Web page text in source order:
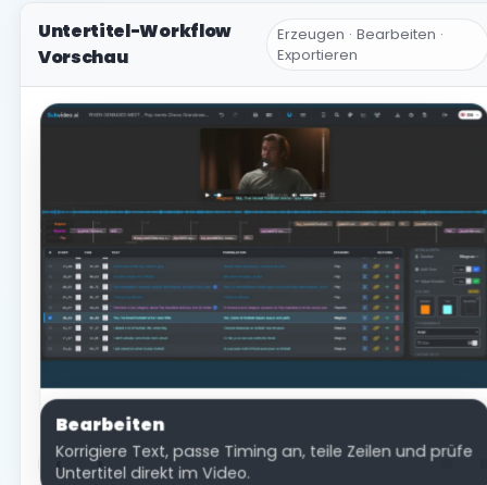
Untertitel-Workflow
Vorschau
Erzeugen · Bearbeiten ·
Exportieren
Erzeugen
Lade dein Video hoch, wähle die gesprochene
Sprache und erstelle automatisch Untertitel.
Bearbeiten
Korrigiere Text, passe Timing an, teile Zeilen und prüfe
Untertitel direkt im Video.
Exportieren
Exportiere SRT, VTT, ASS, TXT, DOCX oder erstelle ein
MP4 mit eingebrannten Untertiteln.
‹ ›